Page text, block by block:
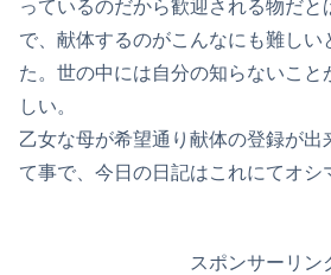
っているのだから歓迎される物だと
で、献体するのがこんなにも難しい
た。世の中には自分の知らないこと
しい。
乙女な母が希望通り献体の登録が
て事で、今日の日記はこれにてオシ
スポンサーリン